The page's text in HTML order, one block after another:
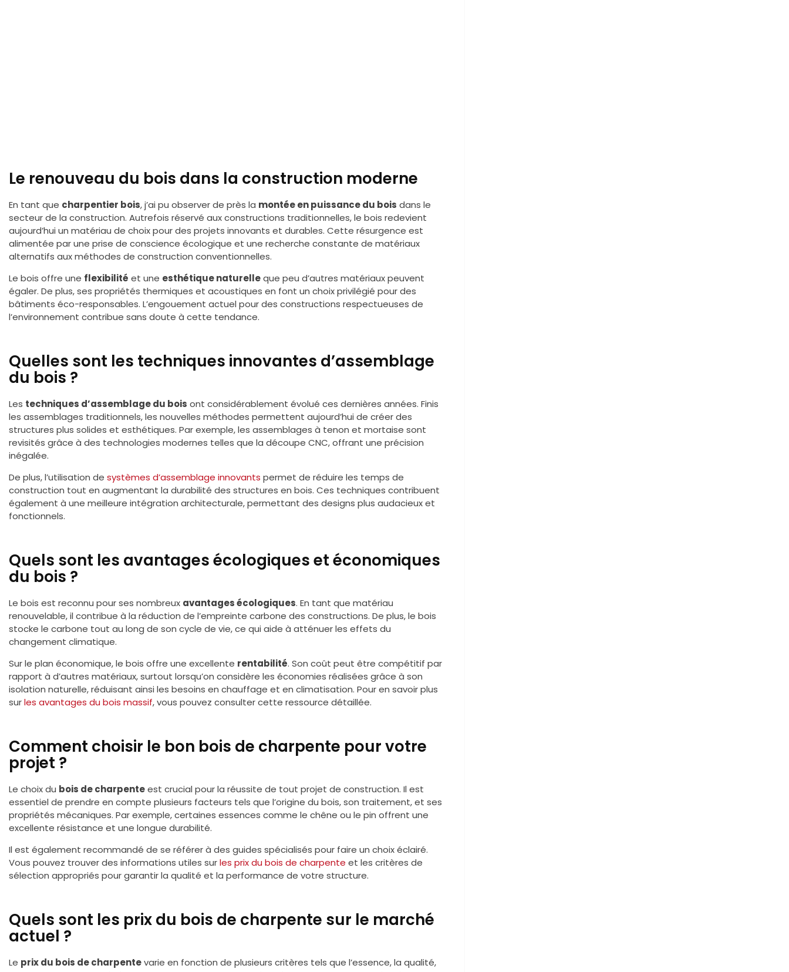
Le renouveau du bois dans la construction moderne
En tant que charpentier bois, j’ai pu observer de près la montée en puissance du bois dans le
secteur de la construction. Autrefois réservé aux constructions traditionnelles, le bois redevient
aujourd’hui un matériau de choix pour des projets innovants et durables. Cette résurgence est
alimentée par une prise de conscience écologique et une recherche constante de matériaux
alternatifs aux méthodes de construction conventionnelles.
Le bois offre une flexibilité et une esthétique naturelleque peu d’autres matériaux peuvent
égaler. De plus, ses propriétés thermiques et acoustiques en font un choix privilégié pour des
bâtiments éco-responsables. L’engouement actuel pour des constructions respectueuses de
l’environnement contribue sans doute à cette tendance.
Quelles sont les techniques innovantes d’assemblage
du bois ?
Les techniques d’assemblage du bois ont considérablement évolué ces dernières années. Finis
les assemblages traditionnels, les nouvelles méthodes permettent aujourd’hui de créer des
structures plus solides et esthétiques. Par exemple, les assemblages à tenon et mortaise sont
revisités grâce à des technologies modernes telles que la découpe CNC, offrant une précision
inégalée.
De plus, l’utilisation de systèmes d’assemblage innovants permet de réduire les temps de
construction tout en augmentant la durabilité des structures en bois. Ces techniques contribuent
également à une meilleure intégration architecturale, permettant des designs plus audacieux et
fonctionnels.
Quels sont les avantages écologiques et économiques
du bois ?
Le bois est reconnu pour ses nombreux avantages écologiques. En tant que matériau
renouvelable, il contribue à la réduction de l’empreinte carbone des constructions. De plus, le bois
stocke le carbone tout au long de son cycle de vie, ce qui aide à atténuer les effets du
changement climatique.
Sur le plan économique, le bois offre une excellente rentabilité. Son coût peut être compétitif par
rapport à d’autres matériaux, surtout lorsqu’on considère les économies réalisées grâce à son
isolation naturelle, réduisant ainsi les besoins en chauffage et en climatisation. Pour en savoir plus
surles avantages du bois massif, vous pouvez consulter cette ressource détaillée.
Comment choisir le bon bois de charpente pour votre
projet ?
Le choix du bois de charpenteest crucial pour la réussite de tout projet de construction. Il est
essentiel de prendre en compte plusieurs facteurs tels que l’origine du bois, son traitement, et ses
propriétés mécaniques. Par exemple, certaines essences comme le chêne ou le pin offrent une
excellente résistance et une longue durabilité.
Il est également recommandé de se référer à des guides spécialisés pour faire un choix éclairé.
Vous pouvez trouver des informations utiles surles prix du bois de charpente et les critères de
sélection appropriés pour garantir la qualité et la performance de votre structure.
Quels sont les prix du bois de charpente sur le marché
actuel ?
Le prix du bois de charpentevarie en fonction de plusieurs critères tels que l’essence, la qualité,